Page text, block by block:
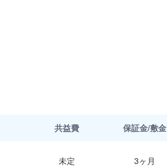
共益費 保証金/敷金
未定 3ヶ月